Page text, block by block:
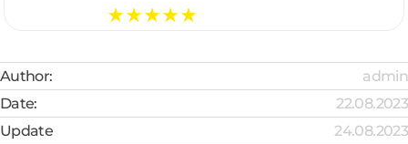
Author:
admin
Date:
22.08.2023
Update
24.08.2023